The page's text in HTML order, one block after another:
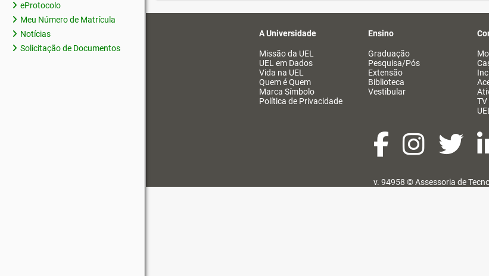
eProtocolo
Meu Número de Matrícula
Notícias
Solicitação de Documentos
A Universidade
Missão da UEL
UEL em Dados
Vida na UEL
Quem é Quem
Marca Símbolo
Política de Privacidade
Ensino
Graduação
Pesquisa/Pós
Extensão
Biblioteca
Vestibular
TV
v. 94958 ©Assessoria de